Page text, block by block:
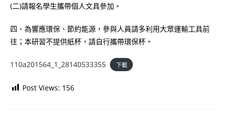
(二)請報名學生攜帶個人文具參加。
四、為響應環保、節約能源，參與人員請多利用大眾運輸工具前
往；本研習不提供紙杯，請自行攜帶環保杯。
110a201564_1_28140533355 下載
Post Views: 156